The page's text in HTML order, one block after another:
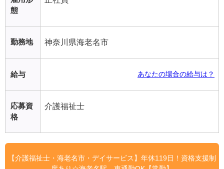
態
勤務地 神奈川県海老名市
給与 あなたの場合の給与は？
応募資
格
介護福祉士
【介護福祉士・海老名市・デイサービス】年休119日！資格支援制